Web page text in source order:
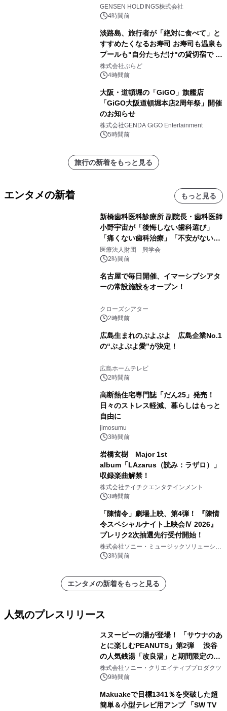
(土)より開催
GENSEN HOLDINGS株式会社
4時間前
淡路島、旅行者が「絶対に食べて」と
すすめたくなるお寿司 お寿司も温泉も
プールも"自分たちだけ"の貸切宿で 1
日1組限定「岩屋温泉 絵島別庭 海と
森」の握り寿司プラン
株式会社ぷらど
4時間前
大阪・道頓堀の「GiGO」旗艦店
「GiGO大阪道頓堀本店2周年祭」開催
のお知らせ
株式会社GENDA GiGO Entertainment
5時間前
旅行の新着をもっと見る
エンタメの新着 もっと見る
新橋歯科医科診療所 副院長・歯科医師
小野宇宙が「後悔しない歯科選び」
「痛くない歯科治療」「不安がない治
療計画」をテーマに専門監修
医療法人財団 興学会
2時間前
名古屋で毎日開催、イマーシブシアタ
ーの常設施設をオープン！
クローズシアター
2時間前
広島生まれのぷよぷよ 広島企業No.1
の“ぷよぷよ愛”が決定！
広島ホームテレビ
2時間前
高断熱住宅専門誌「だん25」発売！
日々のストレス軽減、暮らしはもっと
自由に
jimosumu
3時間前
岩橋玄樹 Major 1st
album「LAzarus（読み：ラザロ）」
収録楽曲解禁！
株式会社テイチクエンタテインメント
3時間前
「陳情令」劇場上映、第4弾！ 『陳情
令スペシャルナイト上映会Ⅳ 2026』
プレリク2次抽選先行受付開始！
株式会社ソニー・ミュージックソリューショ
ンズ3時間前
エンタメの新着をもっと見る
人気のプレスリリース
スヌーピーの湯が登場！ 「サウナのあ
とに楽しむPEANUTS」第2弾 渋谷
の人気銭湯「改良湯」と期間限定のコ
ラボレーション サウナイキタイコラ
ボグッズも発売決定！
株式会社ソニー・クリエイティブプロダクツ
9時間前
Makuakeで目標1341％を突破した超
簡単＆小型テレビ用アンプ 「SW TV